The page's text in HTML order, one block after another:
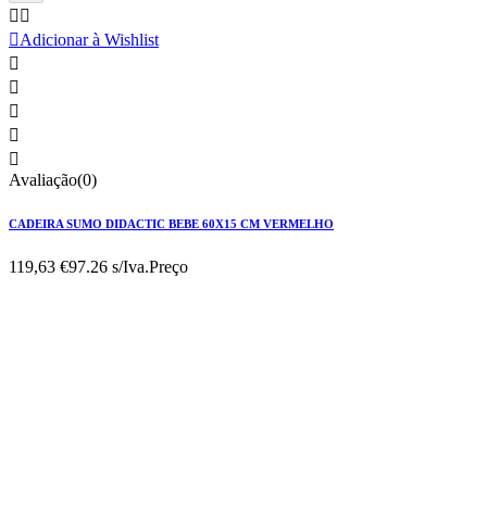
 
Adicionar à Wishlist





Avaliação(0)
CADEIRA SUMO DIDACTIC BEBE 60X15 CM VERMELHO
119,63 €97.26 s/Iva.Preço